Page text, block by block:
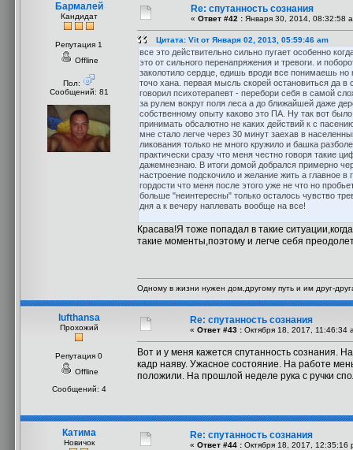
Бармалей
Кандидат
Репутация 1
Offline
Пол:
Сообщений: 81
Re: спутанность сознания
« Ответ #42 : Января 30, 2014, 08:32:58
Цитата: Vit от Января 02, 2013, 05:59:46 am
все это действительно сильно пугает особенно
это от сильного перенапряжения и тревоги. и
заколотило сердце, едишь вроди все понимаешь но
точо хана. первая мысль скорей остановиться да
говорил психотерапевт - перебори себя в самой
за рулем вокруг поля леса а до ближайшей даже
собственному опыту каково это ПА. Ну так вот
принимать обсалютно не каких действий к с
мне стало легче через 30 минут заехав в
ликования только не много кружило и башка
практически сразу что меня честно говоря такие
дажемнезнаю. В итоги домой добрался примерно
настроение подскочило и желание жить а главное
гордости что меня после этого уже не что но
больше "неинтересны" только осталось чувство
дня а к вечеру наплевать вообще на все!
Красава!Я тоже попадал в такие
такие моменты,поэтому и легче себя
Одному в жизни нужен дом,другому путь и им друг-
lufthansa
Прохожий
Репутация 0
Offline
Сообщений: 4
Re: спутанность сознания
« Ответ #43 : Октября 18, 2017, 11:46:34
Вот и у меня кажется спутанность сознания.
кадр наяву. Ужасное состояние. На работе
положили. На прошлой неделе рука с ручки
Катима
Новичок
Re: спутанность сознания
« Ответ #44 : Октября 18, 2017, 12:35:16